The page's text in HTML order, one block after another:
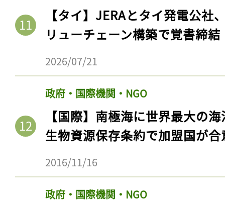
【タイ】JERAとタイ発電公社
リューチェーン構築で覚書締結
2026/07/21
政府・国際機関・NGO
【国際】南極海に世界最大の
生物資源保存条約で加盟国が合
2016/11/16
政府・国際機関・NGO